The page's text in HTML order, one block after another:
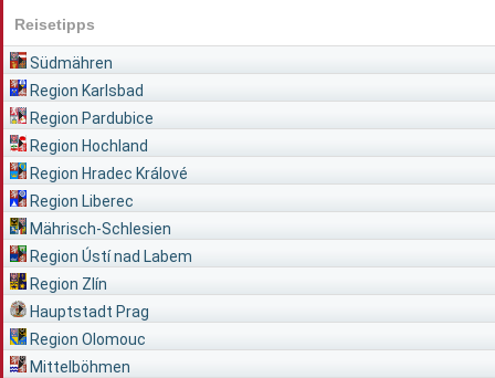
Reisetipps
Südmähren
Region Karlsbad
Region Pardubice
Region Hochland
Region Hradec Králové
Region Liberec
Mährisch-Schlesien
Region Ústí nad Labem
Region Zlín
Hauptstadt Prag
Region Olomouc
Mittelböhmen